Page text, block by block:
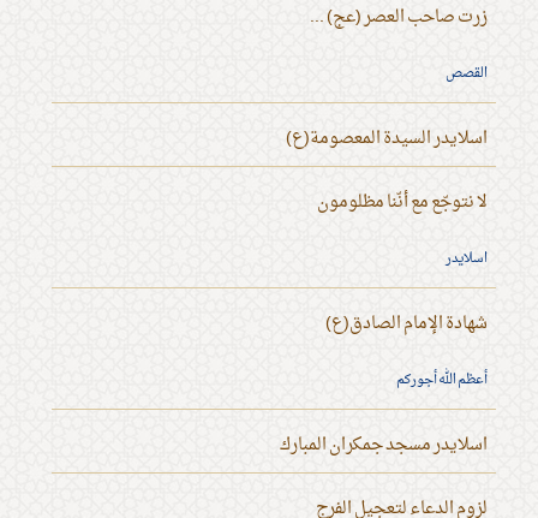
زرت صاحب العصر (عج) ...
القصص
اسلايدر السيدة المعصومة(ع)
لا نتوجّع مع أنّنا مظلومون
اسلايدر
شهادة الإمام الصادق(ع)
أعظم الله أجوركم
اسلايدر مسجد جمكران المبارك
لزوم الدعاء لتعجيل الفرج